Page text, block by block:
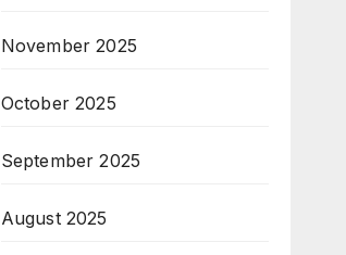
November 2025
October 2025
September 2025
August 2025